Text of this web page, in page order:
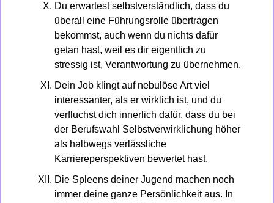
Du erwartest selbstverständlich, dass du
überall eine Führungsrolle übertragen
bekommst, auch wenn du nichts dafür
getan hast, weil es dir eigentlich zu
stressig ist, Verantwortung zu übernehmen.
Dein Job klingt auf nebulöse Art viel
interessanter, als er wirklich ist, und du
verfluchst dich innerlich dafür, dass du bei
der Berufswahl Selbstverwirklichung höher
als halbwegs verlässliche
Karriereperspektiven bewertet hast.
Die Spleens deiner Jugend machen noch
immer deine ganze Persönlichkeit aus. In